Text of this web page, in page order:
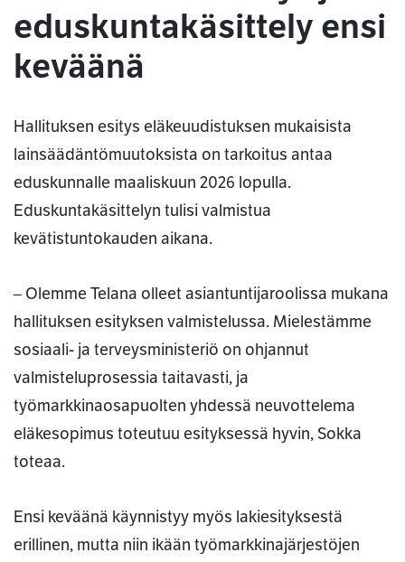
eduskuntakäsittely ensi
keväänä
Hallituksen esitys eläkeuudistuksen mukaisista
lainsäädäntömuutoksista on tarkoitus antaa
eduskunnalle maaliskuun 2026 lopulla.
Eduskuntakäsittelyn tulisi valmistua
kevätistuntokauden aikana.
– Olemme Telana olleet asiantuntijaroolissa mukana
hallituksen esityksen valmistelussa. Mielestämme
sosiaali- ja terveysministeriö on ohjannut
valmisteluprosessia taitavasti, ja
työmarkkinaosapuolten yhdessä neuvottelema
eläkesopimus toteutuu esityksessä hyvin, Sokka
toteaa.
Ensi keväänä käynnistyy myös lakiesityksestä
erillinen, mutta niin ikään työmarkkinajärjestöjen